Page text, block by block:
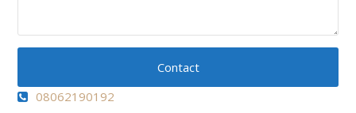
Contact
08062190192